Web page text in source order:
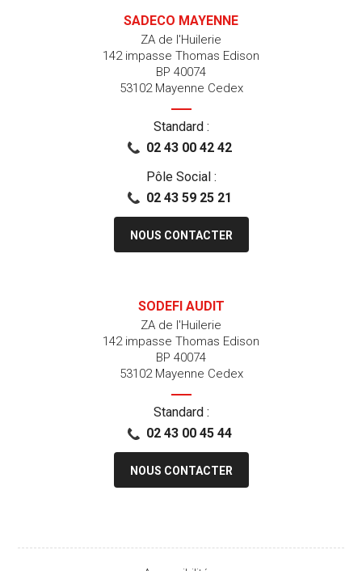
SADECO MAYENNE
ZA de l'Huilerie
142 impasse Thomas Edison
BP 40074
53102 Mayenne Cedex
Standard :
02 43 00 42 42
Pôle Social :
02 43 59 25 21
NOUS CONTACTER
SODEFI AUDIT
ZA de l'Huilerie
142 impasse Thomas Edison
BP 40074
53102 Mayenne Cedex
Standard :
02 43 00 45 44
NOUS CONTACTER